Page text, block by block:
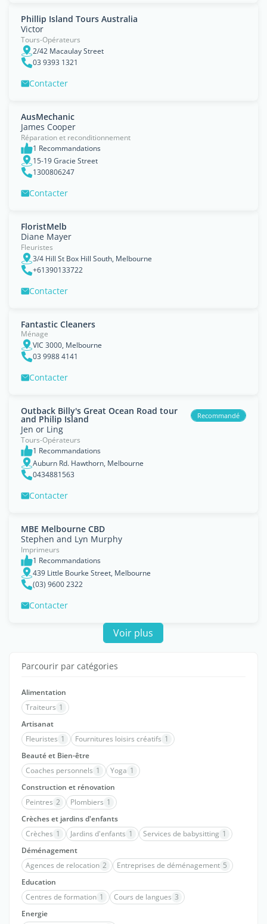
Phillip Island Tours Australia
Victor
Tours-Opérateurs
2/42 Macaulay Street
03 9393 1321
Contacter
AusMechanic
James Cooper
Réparation et reconditionnement
1 Recommandations
15-19 Gracie Street
1300806247
Contacter
FloristMelb
Diane Mayer
Fleuristes
3/4 Hill St Box Hill South, Melbourne
+61390133722
Contacter
Fantastic Cleaners
Ménage
VIC 3000, Melbourne
03 9988 4141
Contacter
Outback Billy's Great Ocean Road tour
and Philip Island Recommandé
Jen or Ling
Tours-Opérateurs
1 Recommandations
Auburn Rd. Hawthorn, Melbourne
0434881563
Contacter
MBE Melbourne CBD
Stephen and Lyn Murphy
Imprimeurs
1 Recommandations
439 Little Bourke Street, Melbourne
(03) 9600 2322
Contacter
Voir plus
Parcourir par catégories
Alimentation
Traiteurs 1
Artisanat
Fleuristes 1 Fournitures loisirs créatifs 1
Beauté et Bien-être
Coaches personnels 1 Yoga 1
Construction et rénovation
Peintres 2 Plombiers 1
Crèches et jardins d'enfants
Crèches 1 Jardins d'enfants 1 Services de babysitting 1
Déménagement
Agences de relocation 2 Entreprises de déménagement 5
Education
Centres de formation 1 Cours de langues 3
Energie